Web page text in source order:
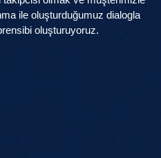
ile oluşturduğumuz dialogla
oluşturuyoruz.